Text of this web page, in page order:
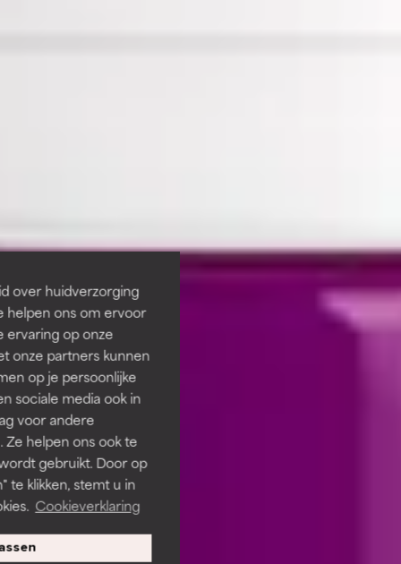
over huidverzorging
helpen ons om ervoor
ervaring op onze
onze partners kunnen
op je persoonlijke
sociale media ook in
voor andere
helpen ons ook te
gebruikt. Door op
te klikken, stemt u in
Cookieverklaring